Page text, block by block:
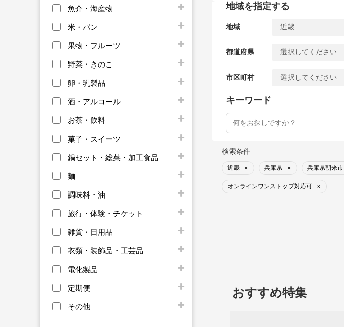
魚介・海産物
米・パン
果物・フルーツ
野菜・きのこ
卵・乳製品
酒・アルコール
お茶・飲料
菓子・スイーツ
鍋セット・総菜・加工食品
麺
調味料・油
旅行・体験・チケット
雑貨・日用品
衣類・装飾品・工芸品
電化製品
定期便
その他
地域を指定する
地域
都道府県
市区町村
キーワード
検索条件
近畿 × 兵庫県 × 兵庫県朝来市
オンラインワンストップ対応可 ×
おすすめ特集